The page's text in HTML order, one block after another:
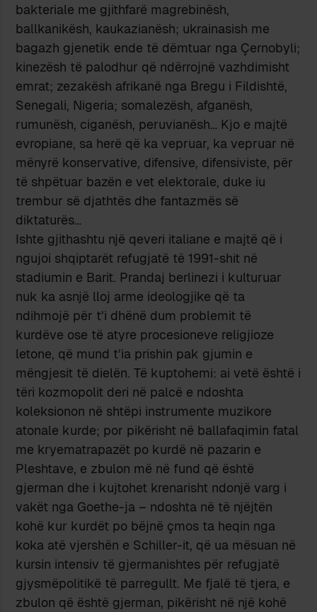
bakteriale me gjithfarë magrebinësh,
ballkanikësh, kaukazianësh; ukrainasish me
bagazh gjenetik ende të dëmtuar nga Çernobyli;
kinezësh të palodhur që ndërrojnë vazhdimisht
emrat; zezakësh afrikanë nga Bregu i Fildishtë,
Senegali, Nigeria; somalezësh, afganësh,
rumunësh, ciganësh, peruvianësh… Kjo e majtë
evropiane, sa herë që ka vepruar, ka vepruar në
mënyrë konservative, difensive, difensiviste, për
të shpëtuar bazën e vet elektorale, duke iu
trembur së djathtës dhe fantazmës së
diktaturës…
Ishte gjithashtu një qeveri italiane e majtë që i
ngujoi shqiptarët refugjatë të 1991-shit në
stadiumin e Barit. Prandaj berlinezi i kulturuar
nuk ka asnjë lloj arme ideologjike që ta
ndihmojë për t’i dhënë dum problemit të
kurdëve ose të atyre procesioneve religjioze
letone, që mund t’ia prishin pak gjumin e
mëngjesit të dielën. Të kuptohemi: ai vetë është i
tëri kozmopolit deri në palcë e ndoshta
koleksionon në shtëpi instrumente muzikore
atonale kurde; por pikërisht në ballafaqimin fatal
me kryematrapazët po kurdë në pazarin e
Pleshtave, e zbulon më në fund që është
gjerman dhe i kujtohet krenarisht ndonjë varg i
vakët nga Goethe-ja – ndoshta në të njëjtën
kohë kur kurdët po bëjnë çmos ta heqin nga
koka atë vjershën e Schiller-it, që ua mësuan në
kursin intensiv të gjermanishtes për refugjatë
gjysmëpolitikë të parregullt. Me fjalë të tjera, e
zbulon që është gjerman, pikërisht në një kohë